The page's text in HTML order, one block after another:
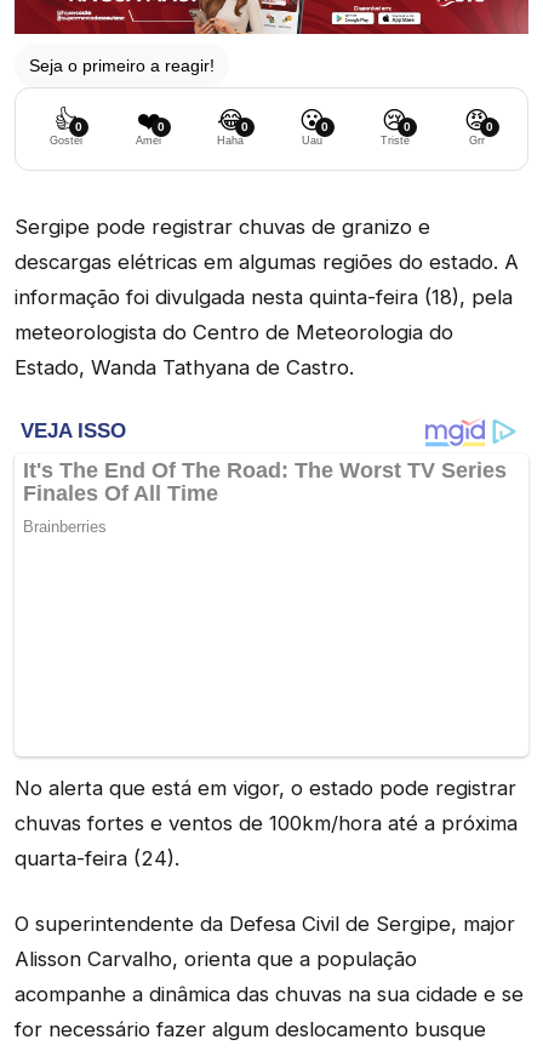
Seja o primeiro a reagir!
👍0
Gostei
❤️0
Amei
😂0
Haha
😮0
Uau
😢0
Triste
😡0
Grr
Sergipe pode registrar chuvas de granizo e
descargas elétricas em algumas regiões do estado. A
informação foi divulgada nesta quinta-feira (18), pela
meteorologista do Centro de Meteorologia do
Estado, Wanda Tathyana de Castro.
No alerta que está em vigor, o estado pode registrar
chuvas fortes e ventos de 100km/hora até a próxima
quarta-feira (24).
O superintendente da Defesa Civil de Sergipe, major
Alisson Carvalho, orienta que a população
acompanhe a dinâmica das chuvas na sua cidade e se
for necessário fazer algum deslocamento busque